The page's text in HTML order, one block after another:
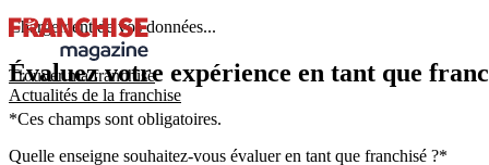
Trouver ma franchise
Actualités de la franchise
Chargement de vos données...
Évaluez votre expérience en tant que
*Ces champs sont obligatoires.
Quelle enseigne souhaitez-vous évaluer en tant que franchisé ?*